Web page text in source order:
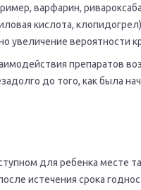
варфарин,
кислота,
увеличение вероятности
препаратов
до того, как была
для ребенка месте
истечения срока